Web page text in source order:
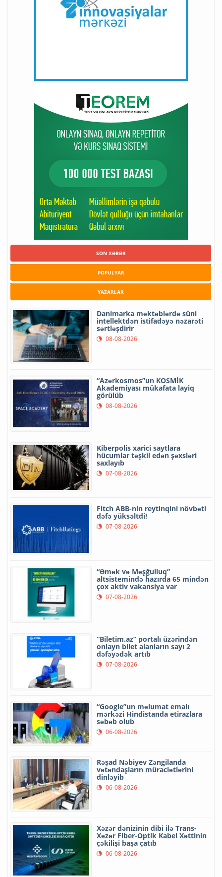
SON XƏBƏR
POPULYAR
YAZARLAR
Danimarka məktəblərdə süni
intellektdən istifadəyə nəzarəti
sərtləşdirir
08-08-2026
“Azərkosmos”un KOSMİK
Akademiyası mükafata layiq
görülüb
08-08-2026
Kiberpolis xarici saytlara
hücumlar təşkil edən şəxsləri
saxlayıb
07-08-2026
Fitch ABB-nin reytinqini növbəti
dəfə yüksəltdi!
07-08-2026
“Əmək və Məşğulluq”
altsistemində hazırda 65 mindən
çox aktiv vakansiya var
07-08-2026
“Biletim.az” portalı üzərindən
onlayn bilet alanların sayı 2
dəfəyədək artıb
07-08-2026
“Google”un məlumat emalı
mərkəzi Hindistanda etirazlara
səbəb olub
06-08-2026
Rəşad Nəbiyev Zəngilanda
vətəndaşların müraciətlərini
dinləyib
06-08-2026
Xəzər dənizinin dibi ilə Trans-
Xəzər Fiber-Optik Kabel Xəttinin
çəkilişi başa çatıb
06-08-2026